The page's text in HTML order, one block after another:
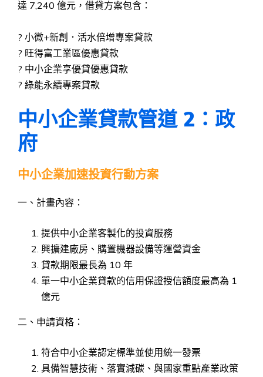
達 7,240 億元，借貸方案包含：
? 小微+新創．活水倍增專案貸款
? 旺得富工業區優惠貸款
? 中小企業享優貸優惠貸款
? 綠能永續專案貸款
中小企業貸款管道 2：政
府
中小企業加速投資行動方案
一、計畫內容：
提供中小企業客製化的投資服務
興擴建廠房、購置機器設備等運營資金
貸款期限最長為 10 年
單一中小企業貸款的信用保證授信額度最高為 1
億元
二、申請資格：
符合中小企業認定標準並使用統一發票
具備智慧技術、落實減碳、與國家重點產業政策